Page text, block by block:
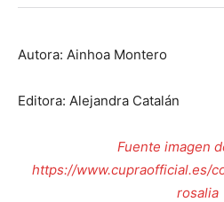
Autora: Ainhoa Montero
Editora: Alejandra Catalán
Fuente imagen
https://www.cupraofficial.es/
rosalia